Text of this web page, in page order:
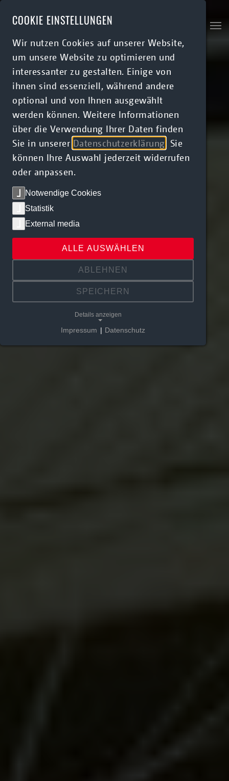
COOKIE EINSTELLUNGEN
Wir nutzen Cookies auf unserer Website,
um unsere Website zu optimieren und
interessanter zu gestalten. Einige von
ihnen sind essenziell, während andere
optional und von Ihnen ausgewählt
werden können. Weitere Informationen
über die Verwendung Ihrer Daten finden
Sie in unserer Datenschutzerklärung . Sie
können Ihre Auswahl jederzeit widerrufen
oder anpassen.
Notwendige Cookies
Statistik
External media
ALLE AUSWÄHLEN
ABLEHNEN
SPEICHERN
Details anzeigen
Impressum | Datenschutz